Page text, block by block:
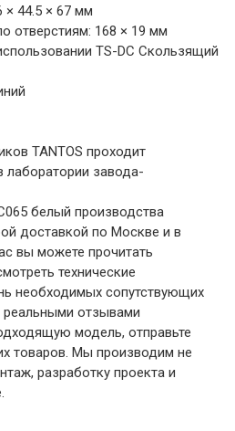
× 44.5 × 67 мм
отверстиям: 168 × 19 мм
TS-DC Скользящий
TANTOS проходит
лаборатории завода-
белый производства
доставкой по Москве и в
вы можете прочитать
технические
необходимых сопутствующих
реальными отзывами
модель, отправьте
товаров. Мы производим не
разработку проекта и